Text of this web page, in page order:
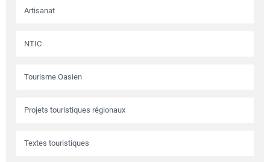
Artisanat
NTIC
Tourisme Oasien
Projets touristiques régionaux
Textes touristiques